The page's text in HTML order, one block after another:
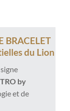
BRACELET
du Lion
by
et de